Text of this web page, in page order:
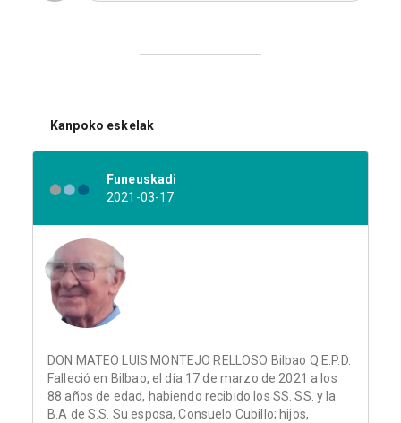
Kanpoko eskelak
Funeuskadi
2021-03-17
DON MATEO LUIS MONTEJO RELLOSO Bilbao Q.E.P.D.
Falleció en Bilbao, el día 17 de marzo de 2021 a los
88 años de edad, habiendo recibido los SS. SS. y la
B.A de S.S. Su esposa, Consuelo Cubillo; hijos,